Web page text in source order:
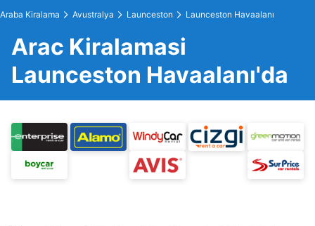
Araba Kiralama Avustralya Launceston Launceston Havaalanı
Arac Kiralamasi
Launceston Havaalanı'da